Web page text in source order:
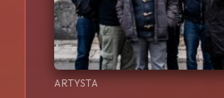
ARTYSTA